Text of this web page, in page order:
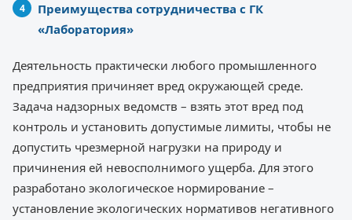
Преимущества сотрудничества с ГК
«Лаборатория»
Деятельность практически любого промышленного
предприятия причиняет вред окружающей среде.
Задача надзорных ведомств – взять этот вред под
контроль и установить допустимые лимиты, чтобы не
допустить чрезмерной нагрузки на природу и
причинения ей невосполнимого ущерба. Для этого
разработано экологическое нормирование –
установление экологических нормативов негативного